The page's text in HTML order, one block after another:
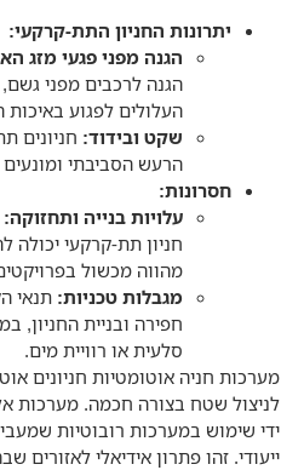
יתרונות החניון התת-קרקעי:
הגנה מפני פגעי מזג
הגנה לרכבים מפני
העלולים לפגוע באיכות
שקט ובידוד: חניונים
הרעש הסביבתי
חסרונות:
עלויות בנייה ותחזוקה:
חניון תת-קרקעי יכולה
מהווה מכשול
מגבלות טכניות: תנאי
חפירה ובניית החניון,
סלעית או רוויית מים.
מערכות חניה אוטומטיות חניונים
לניצול שטח בצורה חכמה. מערכות
ידי שימוש במערכות רובוטיות
ייעודי. זהו פתרון אידיאלי